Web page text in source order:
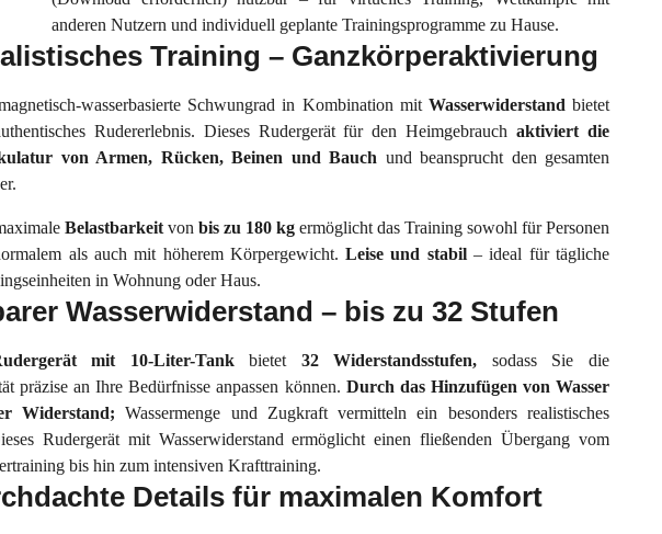
anderen Nutzern und individuell geplante Trainingsprogramme zu Hause.
Training – Ganzkörperaktivierung
wasserbasierte Schwungrad in Kombination mit Wasserwiderstand bietet
Rudererlebnis. Dieses Rudergerät für den Heimgebrauchaktiviert die
von Armen, Rücken, Beinen und Bauch und beansprucht den gesamten
Belastbarkeit von bis zu 180 kg ermöglicht das Training sowohl für Personen
als auch mit höherem Körpergewicht.Leise und stabil– ideal für tägliche
in Wohnung oder Haus.
Wasserwiderstand – bis zu 32 Stufen
mit 10-Liter-Tankbietet 32 Widerstandsstufen, sodass Sie die
präzise an Ihre Bedürfnisse anpassen können. Durch das Hinzufügen von Wasser
Widerstand;Wassermenge und Zugkraft vermitteln ein besonders realistisches
Rudergerät mit Wasserwiderstand ermöglicht einen fließenden Übergang vom
bis hin zum intensiven Krafttraining.
Details für maximalen Komfort